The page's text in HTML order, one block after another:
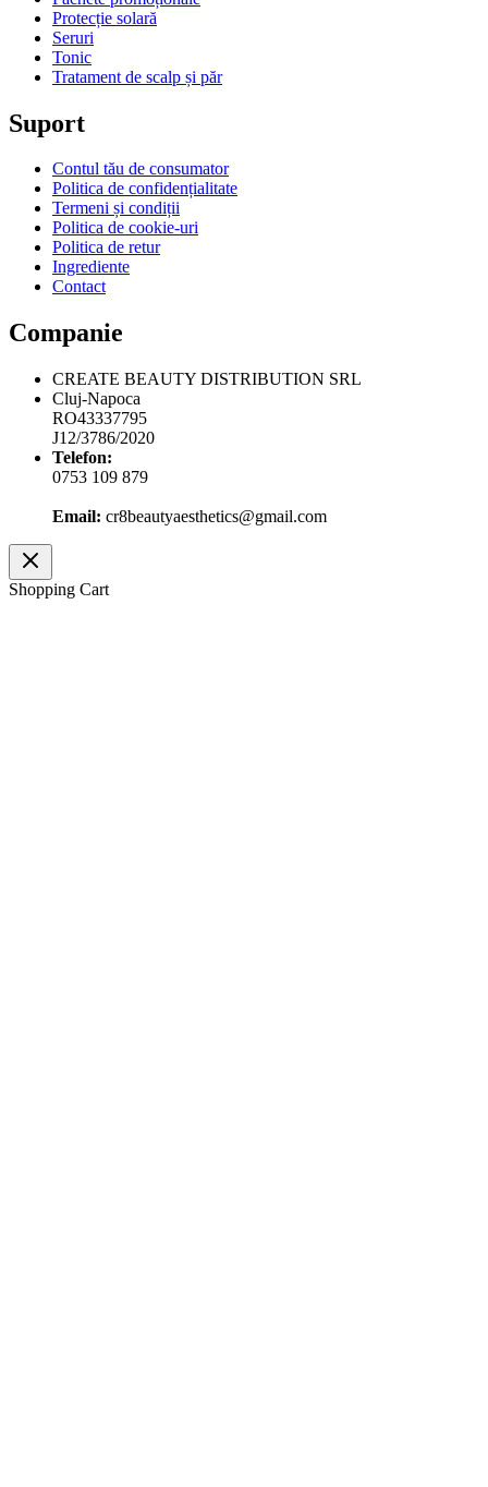
Protecție solară
Seruri
Tonic
Tratament de scalp și păr
Suport
Contul tău de consumator
Politica de confidențialitate
Termeni și condiții
Politica de cookie-uri
Politica de retur
Ingrediente
Contact
Companie
CREATE BEAUTY DISTRIBUTION SRL
Cluj-Napoca
RO43337795
J12/3786/2020
Telefon:
0753 109 879
Email: cr8beautyaesthetics@gmail.com
Shopping Cart